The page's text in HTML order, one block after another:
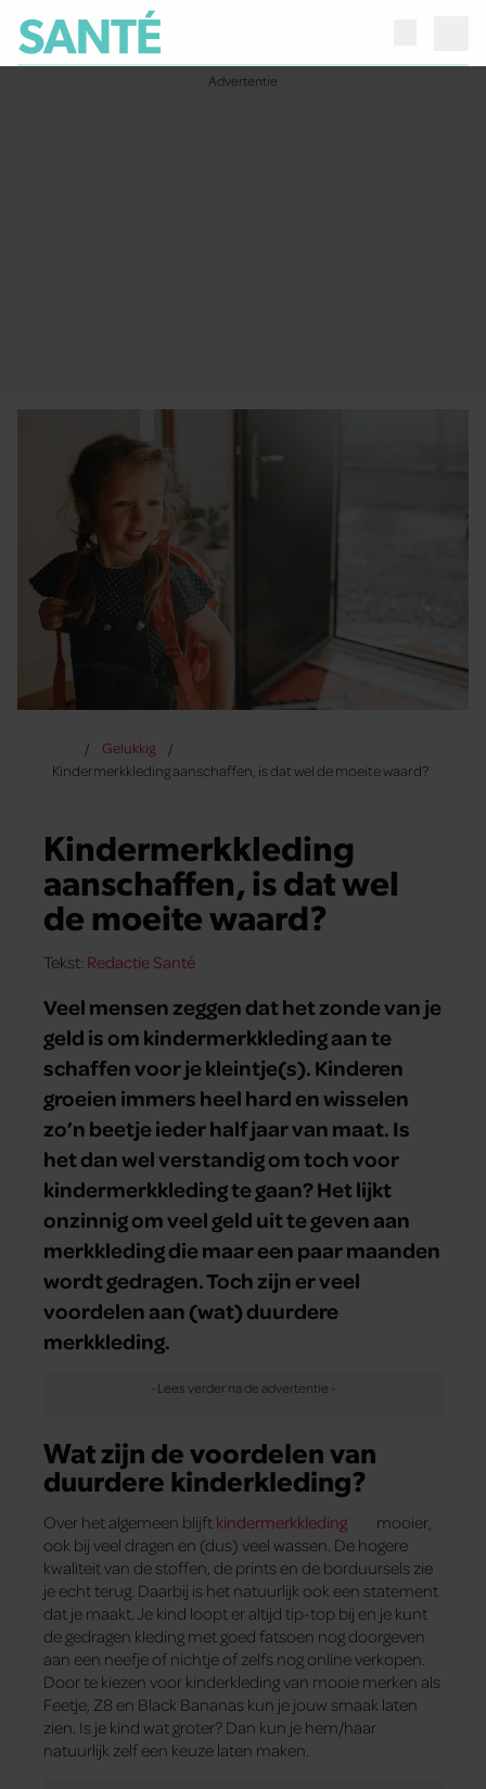
Gelukkig
Kindermerkkleding aanschaffen, is dat wel de moeite waard?
Kindermerkkleding
aanschaffen, is dat wel
de moeite waard?
Tekst: Redactie Santé
Veel mensen zeggen dat het zonde van je
geld is om kindermerkkleding aan te
schaffen voor je kleintje(s). Kinderen
groeien immers heel hard en wisselen
zo’n beetje ieder half jaar van maat. Is
het dan wel verstandig om toch voor
kindermerkkleding te gaan? Het lijkt
onzinnig om veel geld uit te geven aan
merkkleding die maar een paar maanden
wordt gedragen. Toch zijn er veel
voordelen aan (wat) duurdere
merkkleding.
Wat zijn de voordelen van
duurdere kinderkleding?
Over het algemeen blijft kindermerkkleding
mooier,
ook bij veel dragen en (dus) veel wassen. De hogere
kwaliteit van de stoffen, de prints en de borduursels zie
je echt terug. Daarbij is het natuurlijk ook een statement
dat je maakt. Je kind loopt er altijd tip-top bij en je kunt
de gedragen kleding met goed fatsoen nog doorgeven
aan een neefje of nichtje of zelfs nog online verkopen.
Door te kiezen voor kinderkleding van mooie merken als
Feetje, Z8 en Black Bananas kun je jouw smaak laten
zien. Is je kind wat groter? Dan kun je hem/haar
natuurlijk zelf een keuze laten maken.